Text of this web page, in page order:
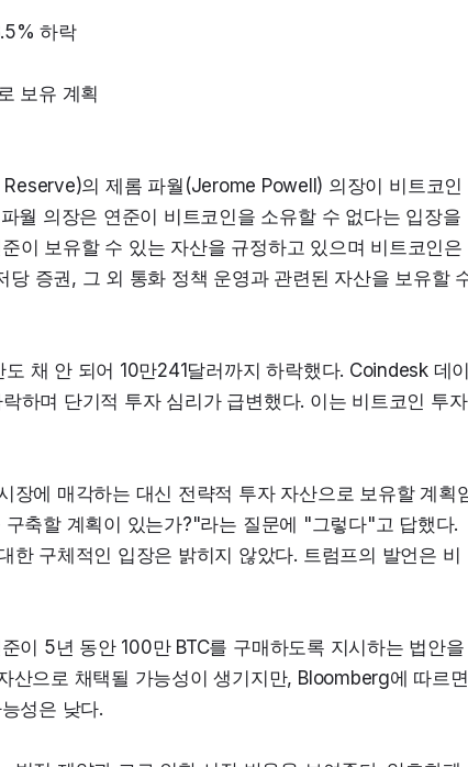
하락
보유 계획
의 제롬 파월(Jerome Powell) 의장이 비트코인
월 의장은 연준이 비트코인을 소유할 수 없다는 입장을
이 보유할 수 있는 자산을 규정하고 있으며 비트코인은
증권, 그 외 통화 정책 운영과 관련된 자산을 보유할
채 안 되어 10만241달러까지 하락했다. Coindesk 데
하며 단기적 투자 심리가 급변했다. 이는 비트코인 투자
장에 매각하는 대신 전략적 투자 자산으로 보유할 계획
축할 계획이 있는가?"라는 질문에 "그렇다"고 답했다.
구체적인 입장은 밝히지 않았다. 트럼프의 발언은 비
이 5년 동안 100만 BTC를 구매하도록 지시하는 법안을
산으로 채택될 가능성이 생기지만, Bloomberg에 따르면
성은 낮다.